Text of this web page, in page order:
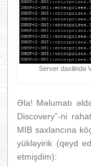
Server daxilində
Əla! Məlumatı
Discovery”-ni
MIB saxlancına
yükləyirik (qeyd
etmişdim):